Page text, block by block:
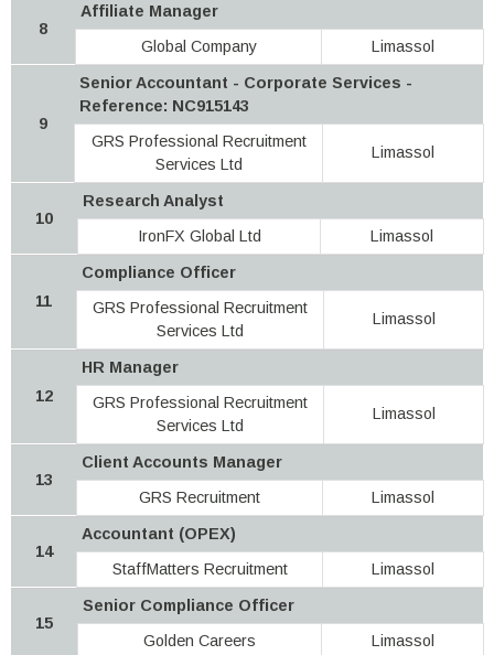
8
Affiliate Manager
Global Company
Limassol
9
Senior Accountant - Corporate Services -
Reference: NC915143
GRS Professional Recruitment
Services Ltd
Limassol
10
Research Analyst
IronFX Global Ltd
Limassol
11
Compliance Officer
GRS Professional Recruitment
Services Ltd
Limassol
12
HR Manager
GRS Professional Recruitment
Services Ltd
Limassol
13
Client Accounts Manager
GRS Recruitment
Limassol
14
Accountant (OPEX)
StaffMatters Recruitment
Limassol
15
Senior Compliance Officer
Golden Careers
Limassol